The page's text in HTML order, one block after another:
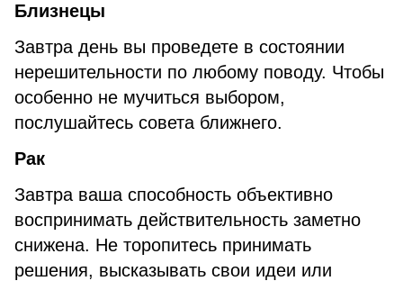
Близнецы
Завтра день вы проведете в состоянии
нерешительности по любому поводу. Чтобы
особенно не мучиться выбором,
послушайтесь совета ближнего.
Рак
Завтра ваша способность объективно
воспринимать действительность заметно
снижена. Не торопитесь принимать
решения, высказывать свои идеи или